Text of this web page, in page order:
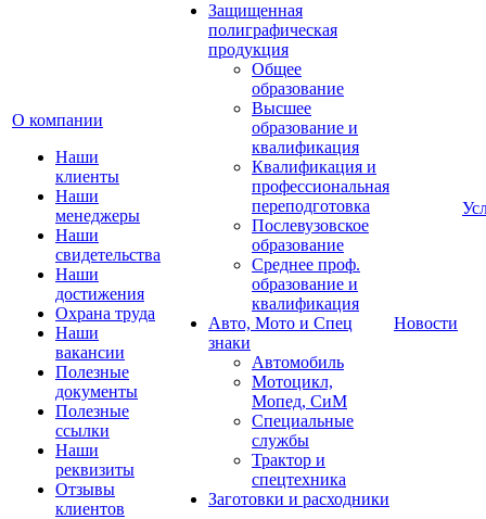
О компании
Наши
клиенты
Наши
менеджеры
Наши
свидетельства
Наши
достижения
Охрана труда
Наши
вакансии
Полезные
документы
Полезные
ссылки
Наши
реквизиты
Отзывы
клиентов
Защищенная
полиграфическая
продукция
Общее
образование
Высшее
образование и
квалификация
Квалификация и
профессиональная
переподготовка
Послевузовское
образование
Среднее проф.
образование и
квалификация
Авто, Мото и Спец
знаки
Автомобиль
Мотоцикл,
Мопед, СиМ
Специальные
службы
Трактор и
спецтехника
Заготовки и расходники
Новости